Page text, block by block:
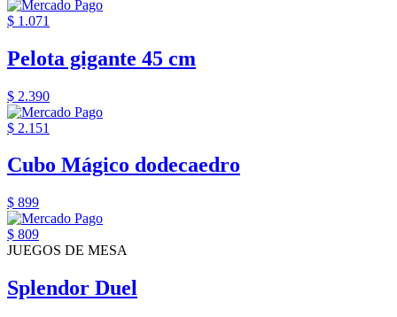
$ 1.071
Pelota gigante 45 cm
$ 2.390
$ 2.151
Cubo Mágico dodecaedro
$ 899
$ 809
JUEGOS DE MESA
Splendor Duel